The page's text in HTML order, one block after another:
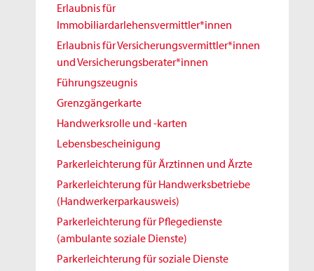
Erlaubnis für
Immobiliardarlehensvermittler*innen
Erlaubnis für Versicherungsvermittler*innen
und Versicherungsberater*innen
Führungszeugnis
Grenzgängerkarte
Handwerksrolle und -karten
Lebensbescheinigung
Parkerleichterung für Ärztinnen und Ärzte
Parkerleichterung für Handwerksbetriebe
(Handwerkerparkausweis)
Parkerleichterung für Pflegedienste
(ambulante soziale Dienste)
Parkerleichterung für soziale Dienste